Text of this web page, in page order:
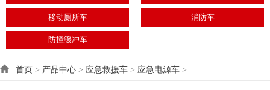
移动厕所车 消防车
防撞缓冲车
首页 > 产品中心 > 应急救援车 > 应急电源车 >